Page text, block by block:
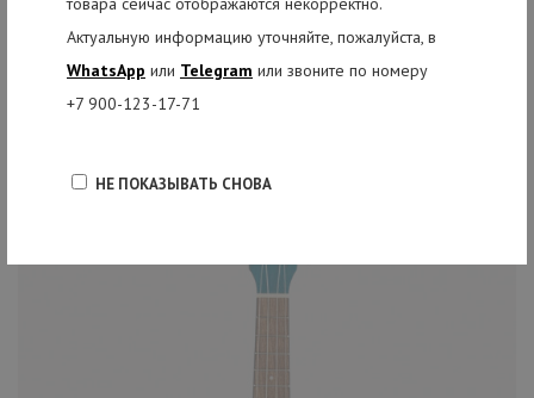
Актуальную информацию уточняйте, пожалуйста, в
WhatsApp или Telegram или звоните по номеру
+7 900-123-17-71
НЕ ПОКАЗЫВАТЬ СНОВА
РЕКОМЕНДУЕМЫЕ ТОВАРЫ